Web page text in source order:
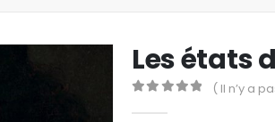
Les états
( Il n’y a